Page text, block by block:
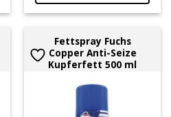
Fettspray Fuchs
Copper Anti-Seize
Kupferfett 500 ml